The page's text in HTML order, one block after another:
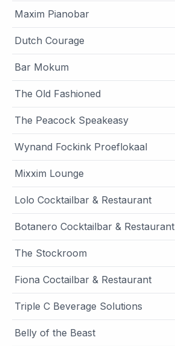
Maxim Pianobar
Dutch Courage
Bar Mokum
The Old Fashioned
The Peacock Speakeasy
Wynand Fockink Proeflokaal
Mixxim Lounge
Lolo Cocktailbar & Restaurant
Botanero Cocktailbar & Restaurant
The Stockroom
Fiona Coctailbar & Restaurant
Triple C Beverage Solutions
Belly of the Beast